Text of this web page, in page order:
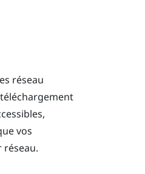
réseau
téléchargement
vos
réseau.